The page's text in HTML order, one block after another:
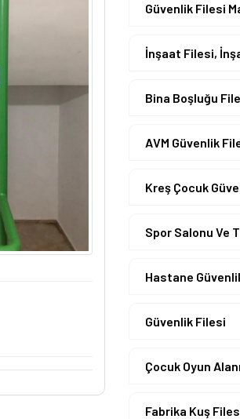
Güvenlik Filesi
İnşaat Filesi,
Bina Boşluğu
AVM Güvenlik
Kreş Çocuk
Spor Salonu Ve
Hastane
Güvenlik Filesi
Çocuk Oyun
Fabrika Kuş